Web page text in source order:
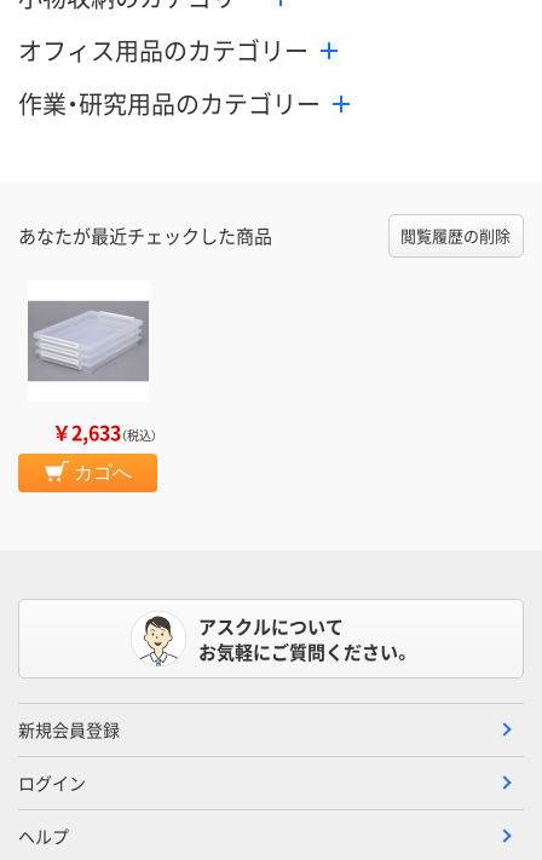
オフィス用品のカテゴリー
作業・研究用品のカテゴリー
あなたが最近チェックした商品 閲覧履歴の削除
￥2,633（税込）
カゴへ
アスクルについて
お気軽にご質問ください。
新規会員登録
ログイン
ヘルプ